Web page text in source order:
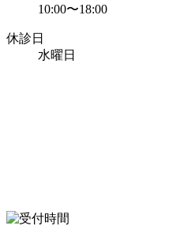
10:00〜18:00
休診日
水曜日